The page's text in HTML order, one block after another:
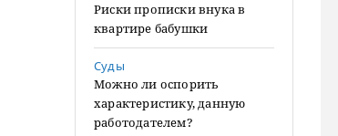
Риски прописки внука в
квартире бабушки
Суды
Можно ли оспорить
характеристику, данную
работодателем?